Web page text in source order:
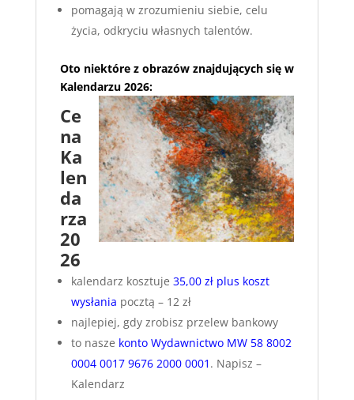
pomagają w zrozumieniu siebie, celu
życia, odkryciu własnych talentów.
​Oto niektóre z obrazów znajdujących się w
Kalendarzu 2026:
Ce
na
Ka
len
da
rza
20
26
kalendarz kosztuje 35,00 zł plus koszt
wysłania pocztą – 12 zł
najlepiej, gdy zrobisz przelew bankowy
to nasze konto Wydawnictwo MW 58 8002
0004 0017 9676 2000 0001 . Napisz –
Kalendarz